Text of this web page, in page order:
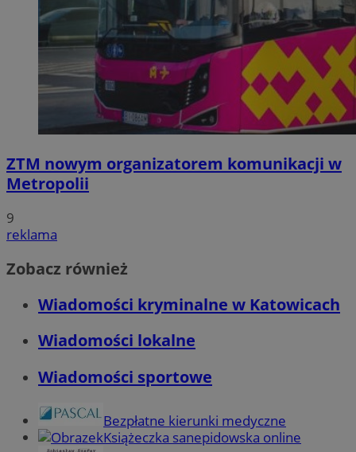
ZTM nowym organizatorem komunikacji w
Metropolii
9
reklama
Zobacz również
Wiadomości kryminalne w Katowicach
Wiadomości lokalne
Wiadomości sportowe
Bezpłatne kierunki medyczne
Książeczka sanepidowska online